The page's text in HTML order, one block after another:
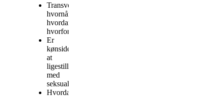
Transvestit,
hvornår,
hvordan,
hvorfor?
Er
kønsidentitet
at
ligestille
med
seksualitet?
Hvordan